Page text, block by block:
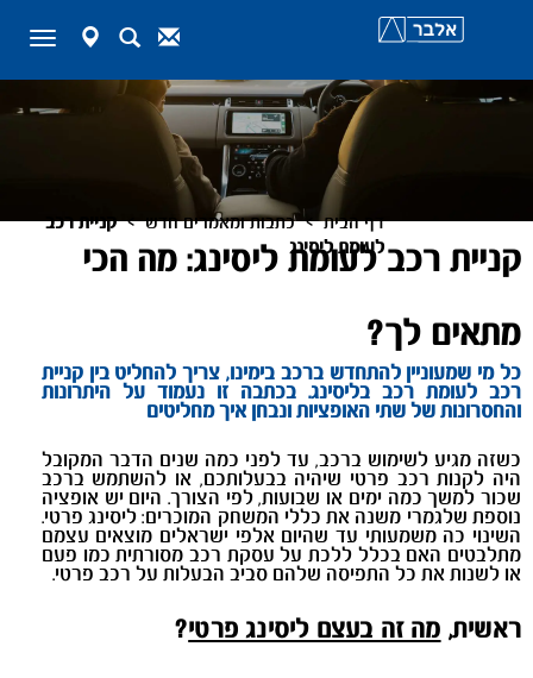
Togglemap-
marker
SearchContact
קניית רכב לעומת ליסינג: מה הכי
מתאים לך?
דף הבית > כתבות ומאמרים חדש > קניית רכב
לעומת ליסינג
כל מי שמעוניין להתחדש ברכב בימינו, צריך להחליט בין קניית
רכב לעומת רכב בליסינג. בכתבה זו נעמוד על היתרונות
והחסרונות של שתי האופציות ונבחן איך מחליטים
כשזה מגיע לשימוש ברכב, עד לפני כמה שנים הדבר המקובל
היה לקנות רכב פרטי שיהיה בבעלותכם, או להשתמש ברכב
שכור למשך כמה ימים או שבועות, לפי הצורך. היום יש אופציה
נוספת שלגמרי משנה את כללי המשחק המוכרים: ליסינג פרטי.
השינוי כה משמעותי עד שהיום אלפי ישראלים מוצאים עצמם
מתלבטים האם בכלל ללכת על עסקת רכב מסורתית כמו פעם
או לשנות את כל התפיסה שלהם סביב הבעלות על רכב פרטי.
ראשית, מה זה בעצם ליסינג פרטי?